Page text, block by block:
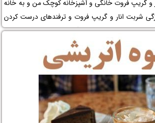
و گریپ فروت خانگی و آشپزخانه کوچک من و به خانه
شربت انار و گریپ فروت و ترفندهای درست کردن
و زمان تهیه شربت انار و گریپ فروت و نکات مهم در
فروت خانگی و تزیین شربت انار و گریپ فروت را در